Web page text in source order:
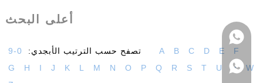
أعلى البحث
تصفح حسب الترتيب الأبجدي: 0-9 A B C D E
F
G
H I J K L M N O P Q R S T U V
W